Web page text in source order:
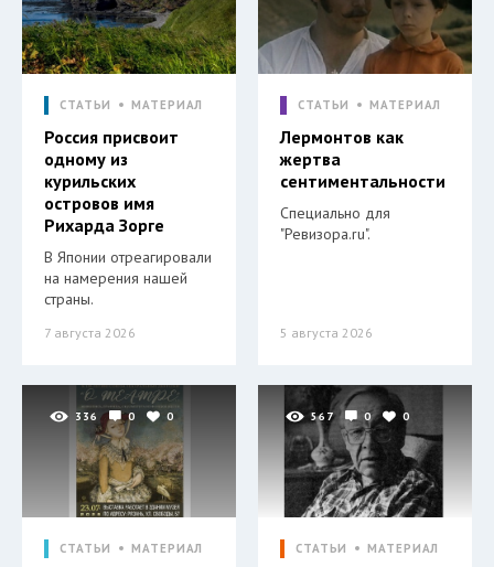
СТАТЬИ МАТЕРИАЛ
Россия присвоит
одному из
курильских
островов имя
Рихарда Зорге
В Японии отреагировали
на намерения нашей
страны.
7 августа 2026
СТАТЬИ МАТЕРИАЛ
Лермонтов как
жертва
сентиментальности
Специально для
"Ревизора.ru".
5 августа 2026
336 0 0
СТАТЬИ МАТЕРИАЛ
567 0 0
СТАТЬИ МАТЕРИАЛ